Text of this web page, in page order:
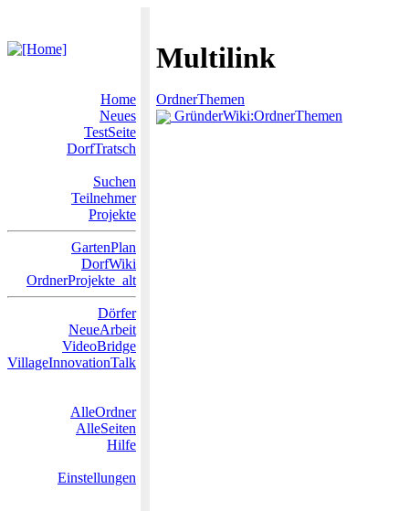
Multilink
Home
Neues
TestSeite
DorfTratsch
Suchen
Teilnehmer
Projekte
GartenPlan
DorfWiki
OrdnerProjekte_alt
Dörfer
NeueArbeit
VideoBridge
VillageInnovationTalk
AlleOrdner
AlleSeiten
Hilfe
Einstellungen
OrdnerThemen
GründerWiki:OrdnerThemen